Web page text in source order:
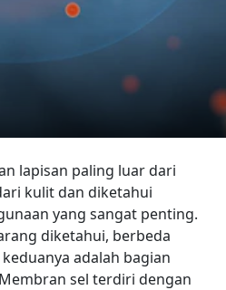
lapisan paling luar dari
kulit dan diketahui
yang sangat penting.
diketahui, berbeda
adalah bagian
sel terdiri dengan